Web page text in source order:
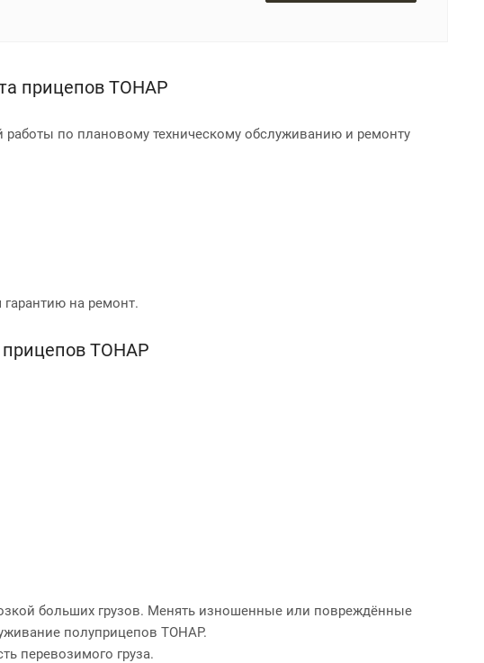
прицепов ТОНАР
по плановому техническому обслуживанию и ремонту
на ремонт.
ТОНАР
больших грузов. Менять изношенные или повреждённые
полуприцепов ТОНАР.
перевозимого груза.